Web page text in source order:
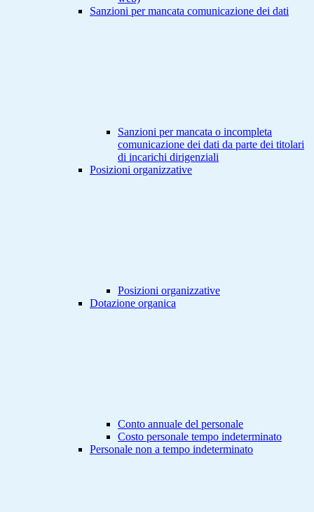
Sanzioni per mancata comunicazione dei dati
Sanzioni per mancata o incompleta
comunicazione dei dati da parte dei titolari
di incarichi dirigenziali
Posizioni organizzative
Posizioni organizzative
Dotazione organica
Conto annuale del personale
Costo personale tempo indeterminato
Personale non a tempo indeterminato